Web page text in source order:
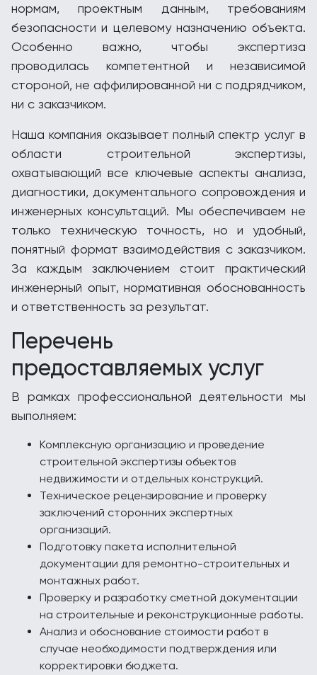
нормам, проектным данным, требованиям
безопасности и целевому назначению объекта.
Особенно важно, чтобы экспертиза
проводилась компетентной и независимой
стороной, не аффилированной ни с подрядчиком,
ни с заказчиком.
Наша компания оказывает полный спектр услуг в
области строительной экспертизы,
охватывающий все ключевые аспекты анализа,
диагностики, документального сопровождения и
инженерных консультаций. Мы обеспечиваем не
только техническую точность, но и удобный,
понятный формат взаимодействия с заказчиком.
За каждым заключением стоит практический
инженерный опыт, нормативная обоснованность
и ответственность за результат.
Перечень
предоставляемых услуг
В рамках профессиональной деятельности мы
выполняем:
Комплексную организацию и проведение
строительной экспертизы объектов
недвижимости и отдельных конструкций.
Техническое рецензирование и проверку
заключений сторонних экспертных
организаций.
Подготовку пакета исполнительной
документации для ремонтно-строительных и
монтажных работ.
Проверку и разработку сметной документации
на строительные и реконструкционные работы.
Анализ и обоснование стоимости работ в
случае необходимости подтверждения или
корректировки бюджета.